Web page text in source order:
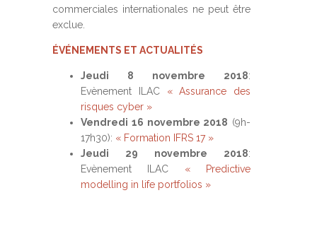
commerciales internationales ne peut être
exclue.
ÉVÉNEMENTS ET ACTUALITÉS
Jeudi 8 novembre 2018:
Evènement ILAC « Assurance des
risques cyber »
Vendredi 16 novembre 2018 (9h-
17h30): « Formation IFRS 17 »
Jeudi 29 novembre 2018:
Evènement ILAC « Predictive
modelling in life portfolios »